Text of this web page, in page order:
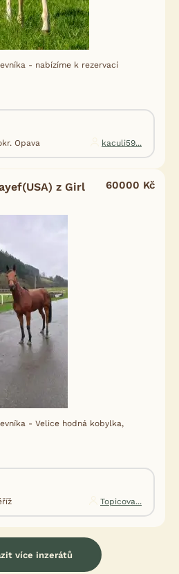
- nabízíme k rezervací
Opava
kaculi59...
z Girl
60000 Kč
- Velice hodná kobylka,
Topicova...
více inzerátů